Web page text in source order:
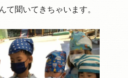
て聞いてきちゃいます。